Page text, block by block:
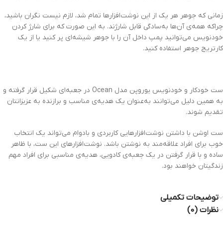
زمانی که جوهر هر یک از این نوشت‌افزارها تمام شد، لازم نیست نگران باشید،
چراکه همه‌ی آن‌ها به‌سادگی قابل شارژند. به این صورت که برای شارژ کردن
خودنویس می‌توانید پمپ داخل آن را با جوهر شیشه‌ای پر کنید یا از یک
کارتریج جوهر استفاده کنید.
ست خودکار و خودنویس یوروپن مدل Ocean در جعبه‌ای شکیل قرار گرفته و
به همین دلیل می‌توانند به‌عنوان یک هدیه‌ی مناسب و برازنده به عزیزانتان
تقدیم شوند.
ست اوشن با داشتن نوشت‌افزارهایی کاربردی و بادوام می‌تواند یک انتخاب
خوب برای افراد علاقه‌مند به نوشتن باشد. نوشت‌افزارهای این ست، با ظاهر
ساده و با قرار گرفتن در یک جعبه‌ی کادویی، هدیه‌ی مناسبی برای افراد مهم
زندگیتان خواهند بود.
توضیحات تکمیلی
نظرات (0)